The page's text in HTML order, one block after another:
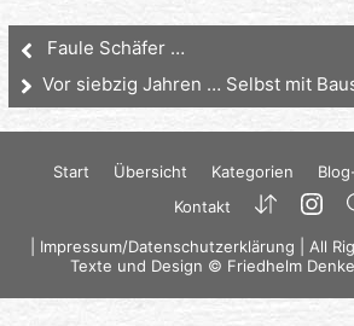
Faule Schäfer …
Vor siebzig Jahren … Selbst mit
Start Übersicht Kategorien
Kontakt
Impressum/Datenschutzerklärung | All
Texte und Design © Friedhelm